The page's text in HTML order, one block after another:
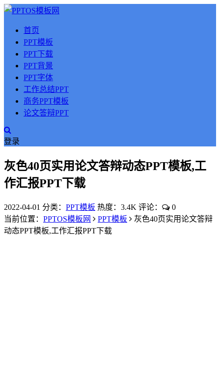
首页
PPT模板
PPT下载
PPT背景
PPT字体
工作总结PPT
商务PPT模板
论文答辩PPT
登录
灰色40页实用论文答辩动态PPT模板,工
作汇报PPT下载
2022-04-01 分类： PPT模板 热度：3.4K 评论：
0
当前位置： PPTOS模板网 PPT模板
灰色40页实用论文答辩
动态PPT模板,工作汇报PPT下载